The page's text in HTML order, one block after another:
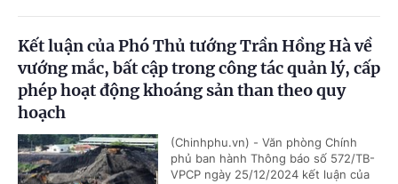
Kết luận của Phó Thủ tướng Trần Hồng Hà về
vướng mắc, bất cập trong công tác quản lý, cấp
phép hoạt động khoáng sản than theo quy
hoạch
(Chinhphu.vn) - Văn phòng Chính
phủ ban hành Thông báo số 572/TB-
VPCP ngày 25/12/2024 kết luận của